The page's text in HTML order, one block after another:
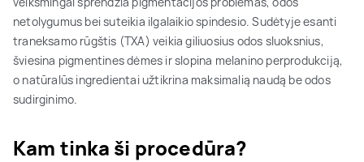
netolygumus bei suteikia ilgalaikio spindesio. Sudėtyje esanti
traneksamo rūgštis (TXA) veikia giliuosius odos sluoksnius,
šviesina pigmentines dėmes ir slopina melanino perprodukciją,
o natūralūs ingredientai užtikrina maksimalią naudą be odos
sudirginimo.
Kam tinka ši procedūra?